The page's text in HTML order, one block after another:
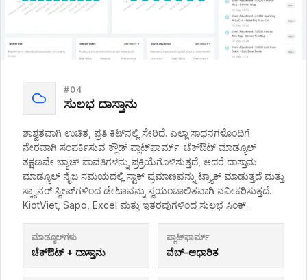
#04
ಸುಲಭ ದಾಸ್ತಾನು
ಶಾಶ್ವತವಾಗಿ ಉಚಿತ, ಪ್ರತಿ ಕಿಟ್‌ನಲ್ಲಿ ಸೇರಿದೆ. ಎಲ್ಲಾ ಸಾಧನಗಳೊಂದಿಗೆ
ನೇರವಾಗಿ ಸಂಪರ್ಕಿಸುವ ಕ್ಲೌಡ್ ಪ್ಲಾಟ್‌ಫಾರ್ಮ್. ಚೆಕ್‌ಔಟ್ ಮಾಡ್ಯೂಲ್
ತಕ್ಷಣವೇ ಬ್ಯಾಚ್ ಪಾವತಿಗಳನ್ನು ಪ್ರಕ್ರಿಯೆಗೊಳಿಸುತ್ತದೆ, ಆದರೆ ದಾಸ್ತಾನು
ಮಾಡ್ಯೂಲ್ ನೈಜ ಸಮಯದಲ್ಲಿ ಸ್ಟಾಕ್ ಪ್ರಮಾಣವನ್ನು ಟ್ರ್ಯಾಕ್ ಮಾಡುತ್ತದೆ ಮತ್ತು
ಸ್ಕ್ಯಾನರ್ ಸ್ವೀಪ್‌ಗಳಿಂದ ಡೇಟಾವನ್ನು ಸ್ವಯಂಚಾಲಿತವಾಗಿ ನವೀಕರಿಸುತ್ತದೆ.
KiotViet, Sapo, Excel ಮತ್ತು ಇತರವುಗಳಿಂದ ಸುಲಭ ಸಿಂಕ್.
ಮಾಡ್ಯೂಲ್‌ಗಳು
ಚೆಕ್‌ಔಟ್ + ದಾಸ್ತಾನು
ಪ್ಲಾಟ್‌ಫಾರ್ಮ್
ವೆಬ್-ಆಧಾರಿತ